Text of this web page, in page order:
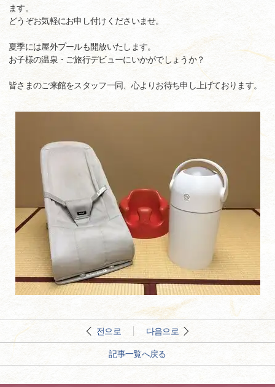
ます。
どうぞお気軽にお申し付けくださいませ。
夏季には屋外プールも開放いたします。
お子様の温泉・ご旅行デビューにいかがでしょうか？
皆さまのご来館をスタッフ一同、心よりお待ち申し上げております。
전으로 다음으로
記事一覧へ戻る